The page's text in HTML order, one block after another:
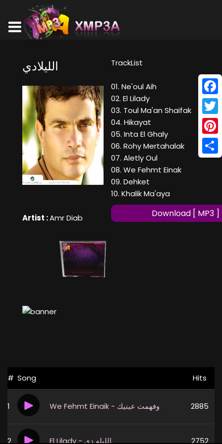
الليلادي
Artist :Amr Diab
TrackList
01. Ne'oul Aih
02. El Lilady
03. Toul Ma'an Shaifak
04. Hikayat
05. Inta El Ghaly
06. Rohy Mertahalak
07. Aletly Oul
08. We Fehmt Einak
09. Dehket
10. Khalik Ma'aya
Download [ MP3 ]
# Song Hits
1 We Fehmt Einaik - وفهمت عينيك 2885
2 El Lilady - الليله دى 2752